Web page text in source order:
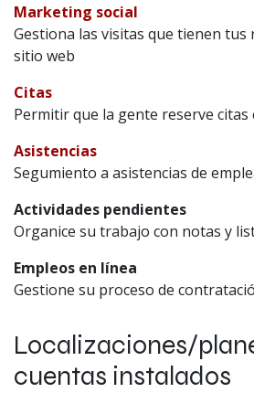
Marketing social
Gestiona las visitas que tienen tus
sitio web
Citas
Permitir que la gente reserve citas
Asistencias
Segumiento a asistencias de
Actividades pendientes
Organice su trabajo con notas y
Empleos en línea
Gestione su proceso de
Localizaciones/
cuentas instalados